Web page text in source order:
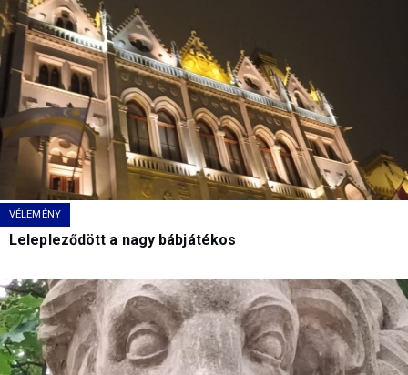
VÉLEMÉNY
Lelepleződött a nagy bábjátékos